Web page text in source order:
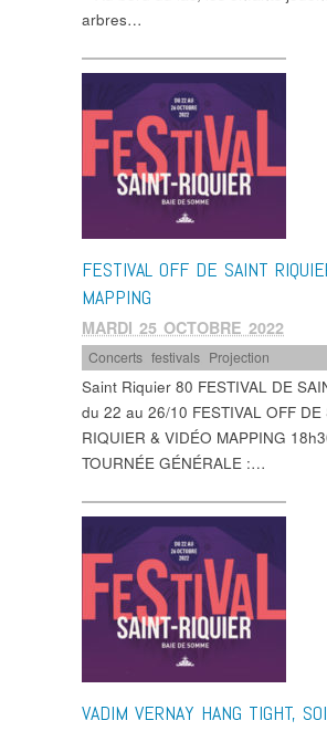
arbres…
FESTIVAL OFF DE SAINT
MAPPING
MARDI 25 OCTOBRE 2022
Concerts ,festivals Projection
Saint Riquier 80 FESTIVAL DE
du 22 au 26/10 FESTIVAL OFF DE
RIQUIER & VIDÉO MAPPING
TOURNÉE GÉNÉRALE :…
VADIM VERNAY HANG TIGHT,